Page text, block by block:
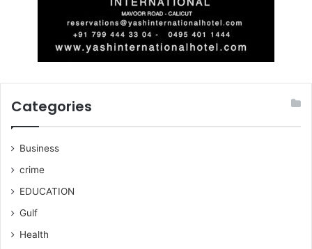
Categories
Business
crime
EDUCATION
Gulf
Health